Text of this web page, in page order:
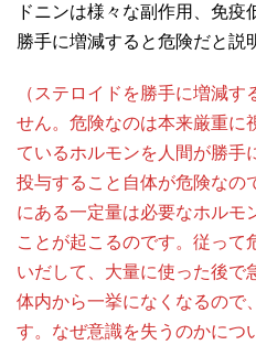
ドニンは様々な副作用、免
勝手に増減すると危険だと説
（ステロイドを勝手に増減
せん。危険なのは本来厳重に
ているホルモンを人間が勝手
投与すること自体が危険なの
にある一定量は必要なホルモ
ことが起こるのです。従って
いだして、大量に使った後で
体内から一挙になくなるので
す。なぜ意識を失うのかにつ